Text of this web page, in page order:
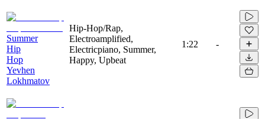
Summer
Hip
Hop
Yevhen
Lokhmatov
Hip-Hop/Rap,
Electroamplified,
Electricpiano, Summer,
Happy, Upbeat
1:22 -